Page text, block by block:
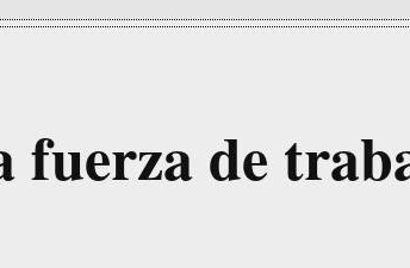
fuerza de